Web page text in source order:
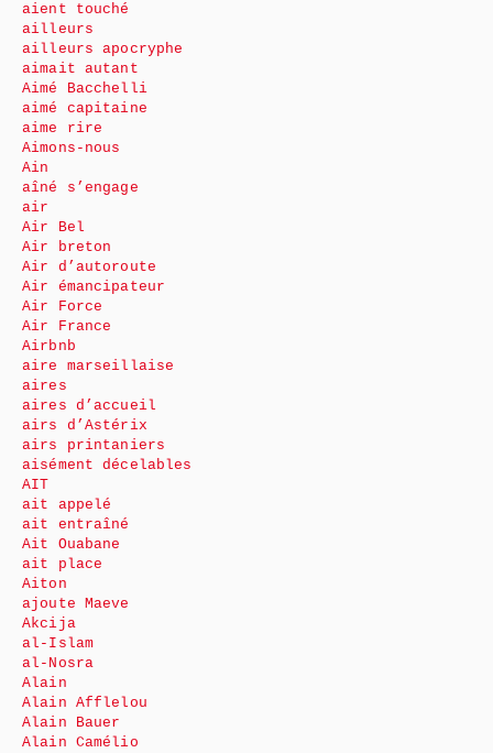
aient touché
ailleurs
ailleurs apocryphe
aimait autant
Aimé Bacchelli
aimé capitaine
aime rire
Aimons-nous
Ain
aîné s’engage
air
Air Bel
Air breton
Air d’autoroute
Air émancipateur
Air Force
Air France
Airbnb
aire marseillaise
aires
aires d’accueil
airs d’Astérix
airs printaniers
aisément décelables
AIT
ait appelé
ait entraîné
Ait Ouabane
ait place
Aiton
ajoute Maeve
Akcija
al-Islam
al-Nosra
Alain
Alain Afflelou
Alain Bauer
Alain Camélio